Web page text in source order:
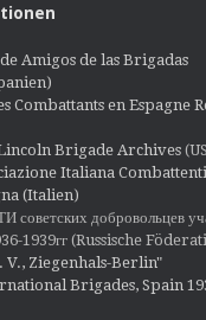
Amigos de las Brigadas
Combattants en Espagne
Brigade Archives
Italiana
(Italien)
добровольцев
1939гг (Russische
V., Ziegenhals-Berlin"
Brigades, Spain